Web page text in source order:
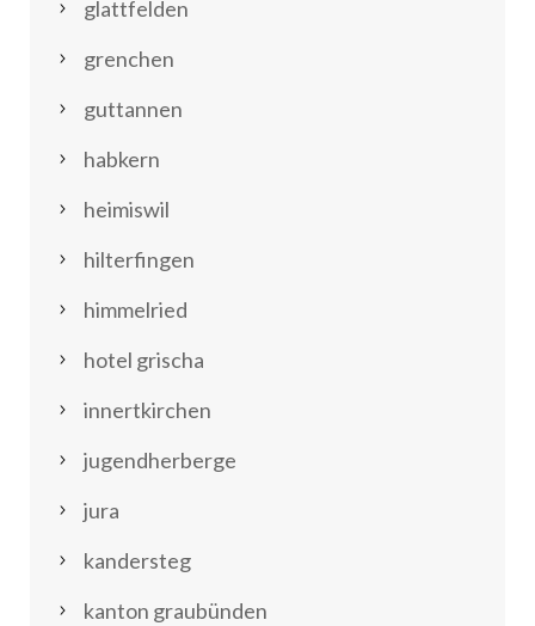
glattfelden
grenchen
guttannen
habkern
heimiswil
hilterfingen
himmelried
hotel grischa
innertkirchen
jugendherberge
jura
kandersteg
kanton graubünden